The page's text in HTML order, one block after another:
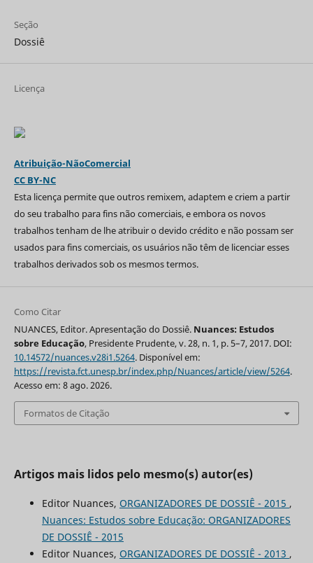
Seção
Dossiê
Licença
Atribuição-NãoComercial
CC BY-NC
Esta licença permite que outros remixem, adaptem e criem a partir
do seu trabalho para fins não comerciais, e embora os novos
trabalhos tenham de lhe atribuir o devido crédito e não possam ser
usados para fins comerciais, os usuários não têm de licenciar esses
trabalhos derivados sob os mesmos termos.
Como Citar
NUANCES, Editor. Apresentação do Dossiê. Nuances: Estudos
sobre Educação, Presidente Prudente, v. 28, n. 1, p. 5–7, 2017. DOI:
10.14572/nuances.v28i1.5264. Disponível em:
https://revista.fct.unesp.br/index.php/Nuances/article/view/5264.
Acesso em: 8 ago. 2026.
Formatos de Citação
Artigos mais lidos pelo mesmo(s) autor(es)
Editor Nuances, ORGANIZADORES DE DOSSIÊ - 2015 ,
Nuances: Estudos sobre Educação: ORGANIZADORES
DE DOSSIÊ - 2015
Editor Nuances, ORGANIZADORES DE DOSSIÊ - 2013 ,